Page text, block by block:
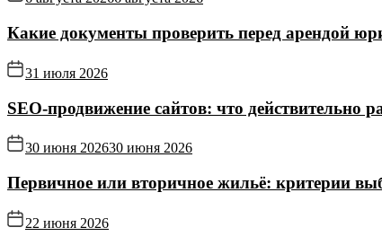
Какие документы проверить перед арендой
31 июля 2026
SEO-продвижение сайтов: что действительно
30 июня 202630 июня 2026
Первичное или вторичное жильё: критерии
22 июня 2026